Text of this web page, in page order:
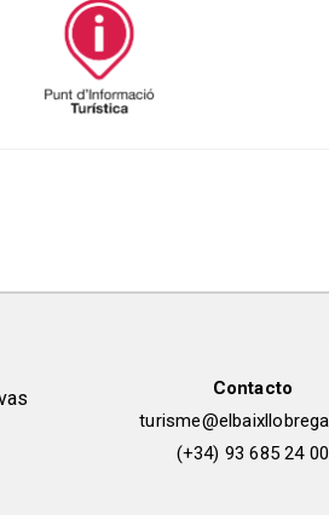
Contacto
(+34) 93 685 24 00